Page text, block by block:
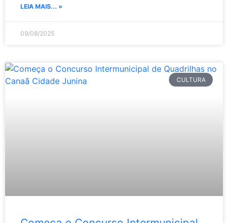
LEIA MAIS... »
09/08/2025
CULTURA